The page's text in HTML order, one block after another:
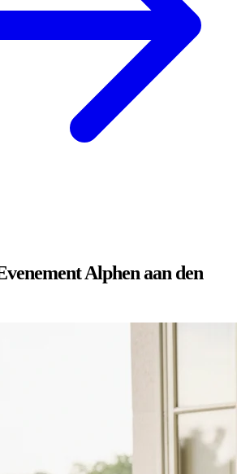
Alphen aan den